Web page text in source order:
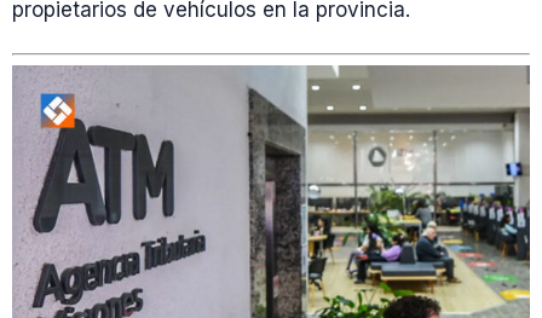
propietarios de vehículos en la provincia.